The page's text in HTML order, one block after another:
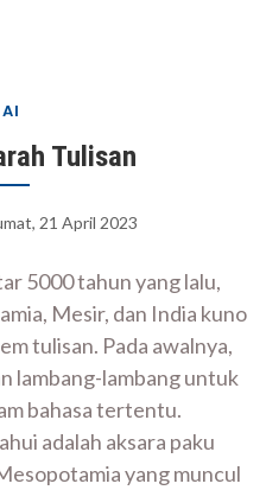
Tulisan
21 April 2023
5000 tahun yang lalu,
Mesir, dan India kuno
tulisan. Pada awalnya,
lambang-lambang untuk
bahasa tertentu.
adalah aksara paku
yang muncul